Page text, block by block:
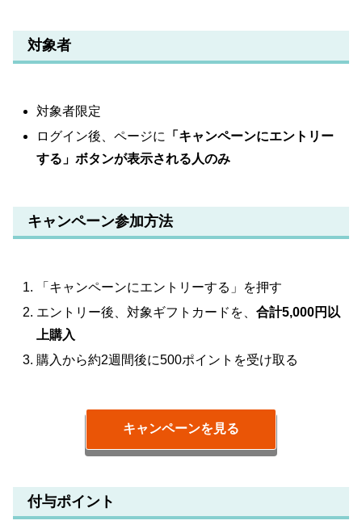
対象者
対象者限定
ログイン後、ページに
「キャンペーンにエントリー
する」ボタンが表示される人のみ
キャンペーン参加方法
「キャンペーンにエントリーする」を押す
エントリー後、対象ギフトカードを、合計5,000円以
上購入
購入から約2週間後に500ポイントを受け取る
キャンペーンを見る
付与ポイント